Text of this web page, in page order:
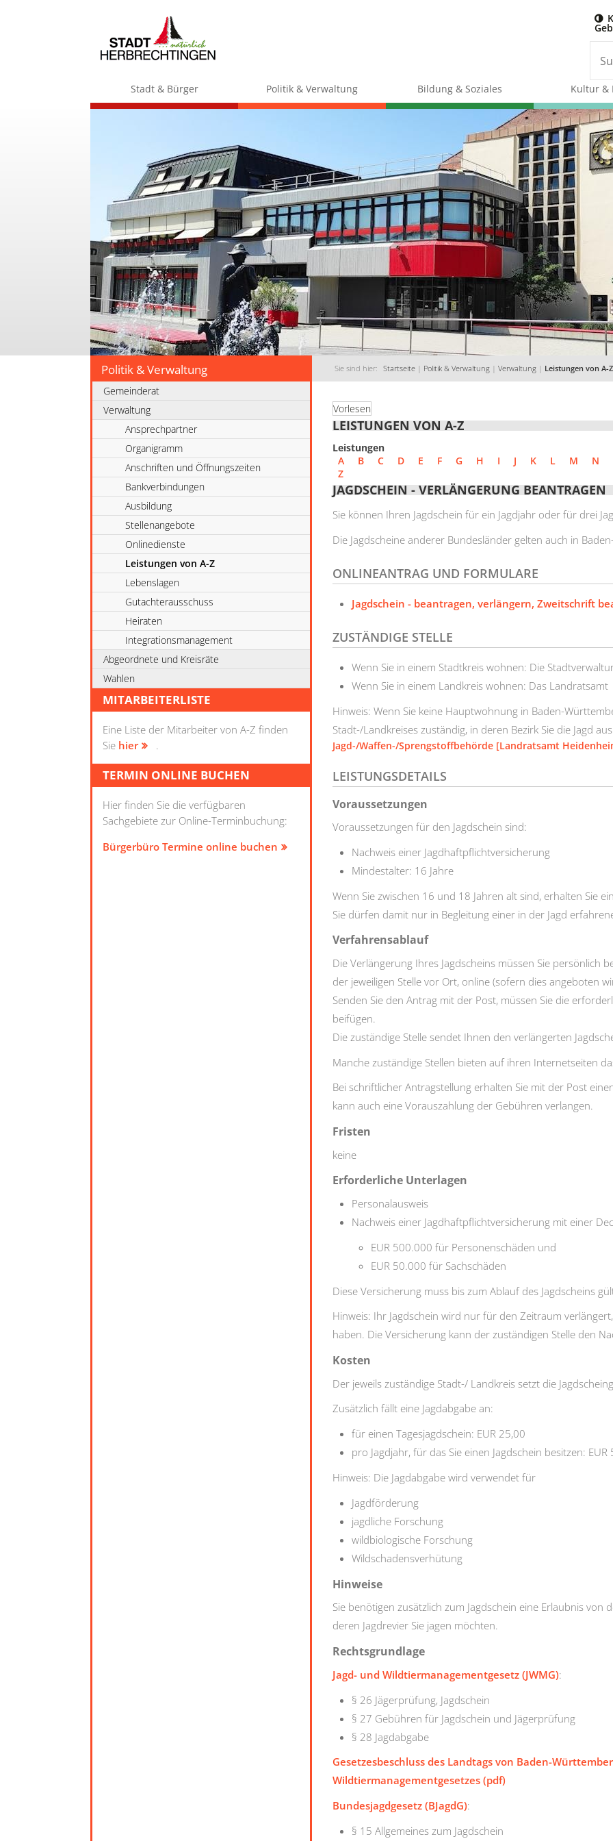
Stadt & Bürger Politik & Verwaltung Bildung & Soziales Kultur &
Politik & Verwaltung Sie sind hier: Startseite | Politik & Verwaltung | Verwaltung | Leistungen von A-Z
Gemeinderat
Verwaltung
Ansprechpartner
Organigramm
Anschriften und Öffnungszeiten
Bankverbindungen
Ausbildung
Stellenangebote
Onlinedienste
Leistungen von A-Z
Lebenslagen
Gutachterausschuss
Heiraten
Integrationsmanagement
Abgeordnete und Kreisräte
Wahlen
MITARBEITERLISTE
Eine Liste der Mitarbeiter von A-Z finden
Sie hier .
TERMIN ONLINE BUCHEN
Hier finden Sie die verfügbaren
Sachgebiete zur Online-Terminbuchung:
Bürgerbüro Termine online buchen
Vorlesen
LEISTUNGEN VON A-Z
Leistungen
A
B C D E F G H I J K L M N
Z
JAGDSCHEIN - VERLÄNGERUNG BEANTRAGEN
Sie können Ihren Jagdschein für ein Jagdjahr oder für drei
Die Jagdscheine anderer Bundesländer gelten auch in
ONLINEANTRAG UND FORMULARE
Jagdschein - beantragen, verlängern, Zweitschrift
ZUSTÄNDIGE STELLE
Wenn Sie in einem Stadtkreis wohnen: Die
Wenn Sie in einem Landkreis wohnen: Das Landratsamt
Hinweis: Wenn Sie keine Hauptwohnung in Baden-
Stadt-/Landkreises zuständig, in deren Bezirk Sie die Jagd
Jagd-/Waffen-/Sprengstoffbehörde [Landratsamt
LEISTUNGSDETAILS
Voraussetzungen
Voraussetzungen für den Jagdschein sind:
Nachweis einer Jagdhaftpflichtversicherung
Mindestalter: 16 Jahre
Wenn Sie zwischen 16 und 18 Jahren alt sind, erhalten Sie
Sie dürfen damit nur in Begleitung einer in der Jagd
Verfahrensablauf
Die Verlängerung Ihres Jagdscheins müssen Sie persönlich
der jeweiligen Stelle vor Ort, online (sofern dies angeboten
Senden Sie den Antrag mit der Post, müssen Sie die
beifügen.
Die zuständige Stelle sendet Ihnen den verlängerten
Manche zuständige Stellen bieten auf ihren Internetseiten
Bei schriftlicher Antragstellung erhalten Sie mit der Post
kann auch eine Vorauszahlung der Gebühren verlangen.
Fristen
keine
Erforderliche Unterlagen
Personalausweis
Nachweis einer Jagdhaftpflichtversicherung mit einer
EUR 500.000 für Personenschäden und
EUR 50.000 für Sachschäden
Diese Versicherung muss bis zum Ablauf des Jagdscheins
Hinweis: Ihr Jagdschein wird nur für den Zeitraum
haben. Die Versicherung kann der zuständigen Stelle den
Kosten
Der jeweils zuständige Stadt-/ Landkreis setzt die
Zusätzlich fällt eine Jagdabgabe an:
für einen Tagesjagdschein: EUR 25,00
pro Jagdjahr, für das Sie einen Jagdschein besitzen: EUR
Hinweis: Die Jagdabgabe wird verwendet für
Jagdförderung
jagdliche Forschung
wildbiologische Forschung
Wildschadensverhütung
Hinweise
Sie benötigen zusätzlich zum Jagdschein eine Erlaubnis von
deren Jagdrevier Sie jagen möchten.
Rechtsgrundlage
Jagd- und Wildtiermanagementgesetz (JWMG):
§ 26 Jägerprüfung, Jagdschein
§ 27 Gebühren für Jagdschein und Jägerprüfung
§ 28 Jagdabgabe
Gesetzesbeschluss des Landtags von Baden-
Wildtiermanagementgesetzes (pdf)
Bundesjagdgesetz (BJagdG):
§ 15 Allgemeines zum Jagdschein